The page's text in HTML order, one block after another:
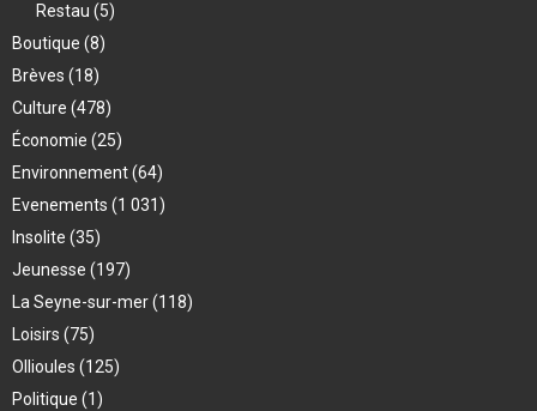
Restau (5)
Boutique (8)
Brèves (18)
Culture (478)
Économie (25)
Environnement(64)
Evenements (1 031)
Insolite (35)
Jeunesse (197)
La Seyne-sur-mer(118)
Loisirs (75)
Ollioules (125)
Politique (1)